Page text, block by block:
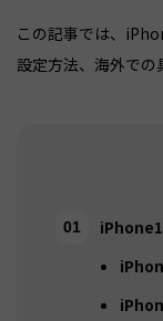
この記事では、
設定方法、海外での